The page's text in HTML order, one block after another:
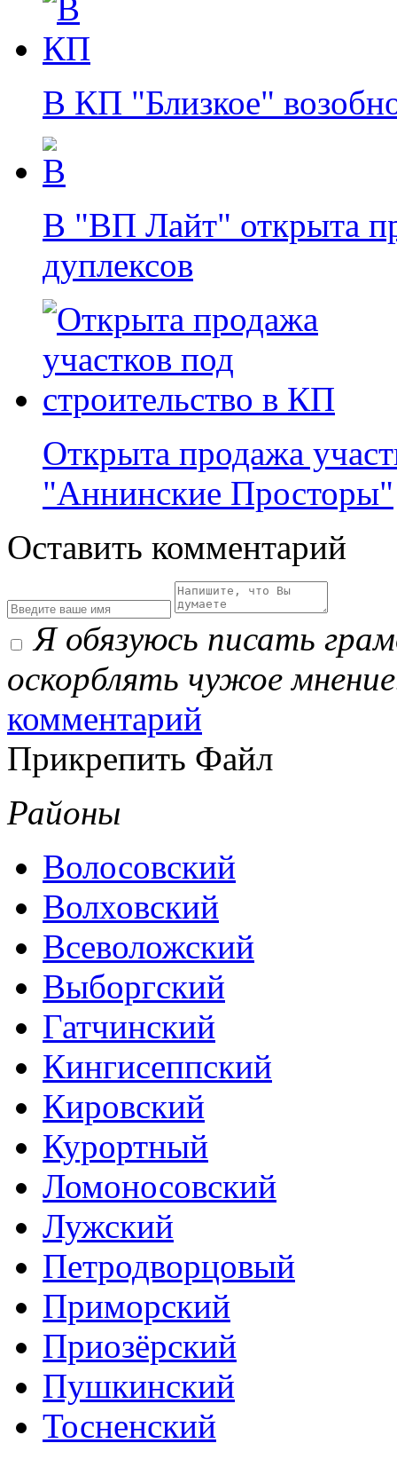
В КП "Близкое"
В "ВП Лайт" открыта
дуплексов
Открыта продажа
"Аннинские Просторы"
Оставить комментарий
Я обязуюсь писать
оскорблять чужое
комментарий
Прикрепить Файл
Районы
Волосовский
Волховский
Всеволожский
Выборгский
Гатчинский
Кингисеппский
Кировский
Курортный
Ломоносовский
Лужский
Петродворцовый
Приморский
Приозёрский
Пушкинский
Тосненский